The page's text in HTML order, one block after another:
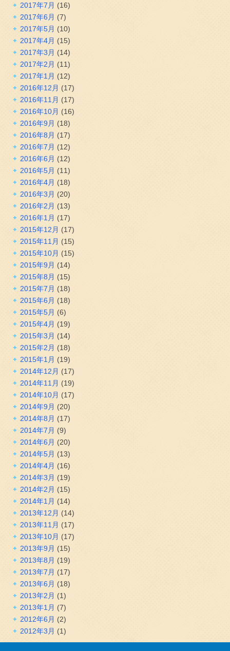
2017年7月 (16)
2017年6月 (7)
2017年5月 (10)
2017年4月 (15)
2017年3月 (14)
2017年2月 (11)
2017年1月 (12)
2016年12月 (17)
2016年11月 (17)
2016年10月 (16)
2016年9月 (18)
2016年8月 (17)
2016年7月 (12)
2016年6月 (12)
2016年5月 (11)
2016年4月 (18)
2016年3月 (20)
2016年2月 (13)
2016年1月 (17)
2015年12月 (17)
2015年11月 (15)
2015年10月 (15)
2015年9月 (14)
2015年8月 (15)
2015年7月 (18)
2015年6月 (18)
2015年5月 (6)
2015年4月 (19)
2015年3月 (14)
2015年2月 (18)
2015年1月 (19)
2014年12月 (17)
2014年11月 (19)
2014年10月 (17)
2014年9月 (20)
2014年8月 (17)
2014年7月 (9)
2014年6月 (20)
2014年5月 (13)
2014年4月 (16)
2014年3月 (19)
2014年2月 (15)
2014年1月 (14)
2013年12月 (14)
2013年11月 (17)
2013年10月 (17)
2013年9月 (15)
2013年8月 (19)
2013年7月 (17)
2013年6月 (18)
2013年2月 (1)
2013年1月 (7)
2012年6月 (2)
2012年3月 (1)